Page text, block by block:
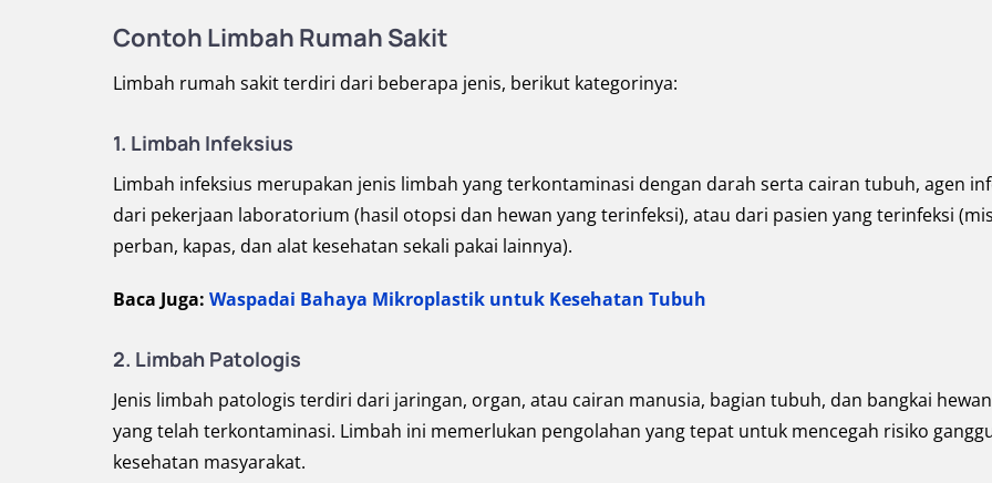
Contoh Limbah Rumah Sakit
Limbah rumah sakit terdiri dari beberapa jenis, berikut kategorinya:
1. Limbah Infeksius
Limbah infeksius merupakan jenis limbah yang terkontaminasi dengan darah serta cairan tubuh, agen
dari pekerjaan laboratorium (hasil otopsi dan hewan yang terinfeksi), atau dari pasien yang terinfeksi
perban, kapas, dan alat kesehatan sekali pakai lainnya).
Baca Juga: Waspadai Bahaya Mikroplastik untuk Kesehatan Tubuh
2. Limbah Patologis
Jenis limbah patologis terdiri dari jaringan, organ, atau cairan manusia, bagian tubuh, dan bangkai hewan
yang telah terkontaminasi. Limbah ini memerlukan pengolahan yang tepat untuk mencegah risiko
kesehatan masyarakat.